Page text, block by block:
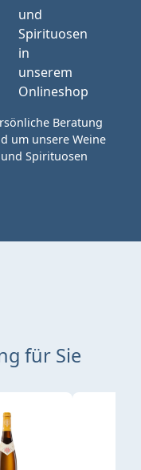
Beratung
um unsere Weine
und Spirituosen
für Sie